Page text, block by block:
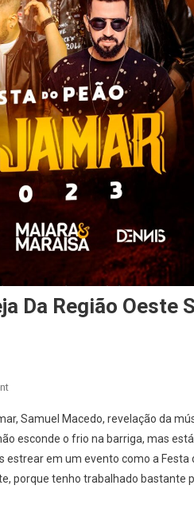
Da Região Oeste
On
Da
Música
Sertaneja
Da
Samuel Macedo, revelação da
esconde o frio na barriga, mas
em um evento como a Festa
porque tenho trabalhado bastante